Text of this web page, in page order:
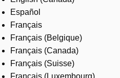
Español
Français
Français (Belgique)
Français (Canada)
Français (Suisse)
Français (Luxembourg)